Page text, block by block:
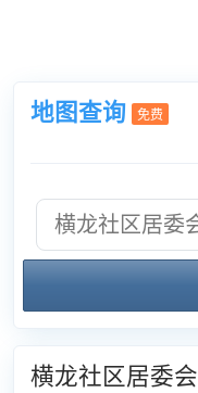
地图查询 免费
横龙社区居委会